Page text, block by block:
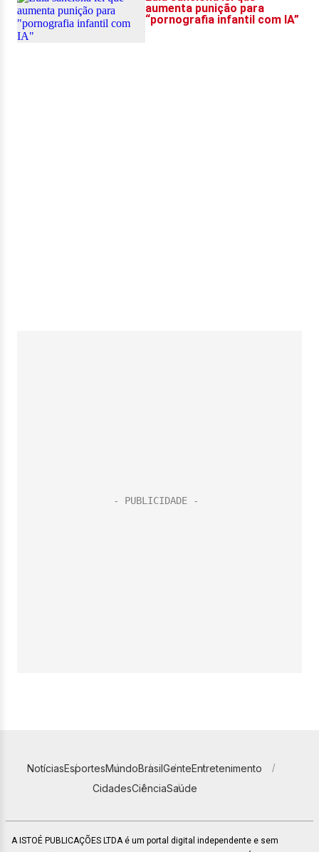
NotíciasEsportesMundoBrasilGenteEntretenimento
CidadesCiênciaSaúde
A ISTOÉ PUBLICAÇÕES LTDA é um portal digital independente e sem